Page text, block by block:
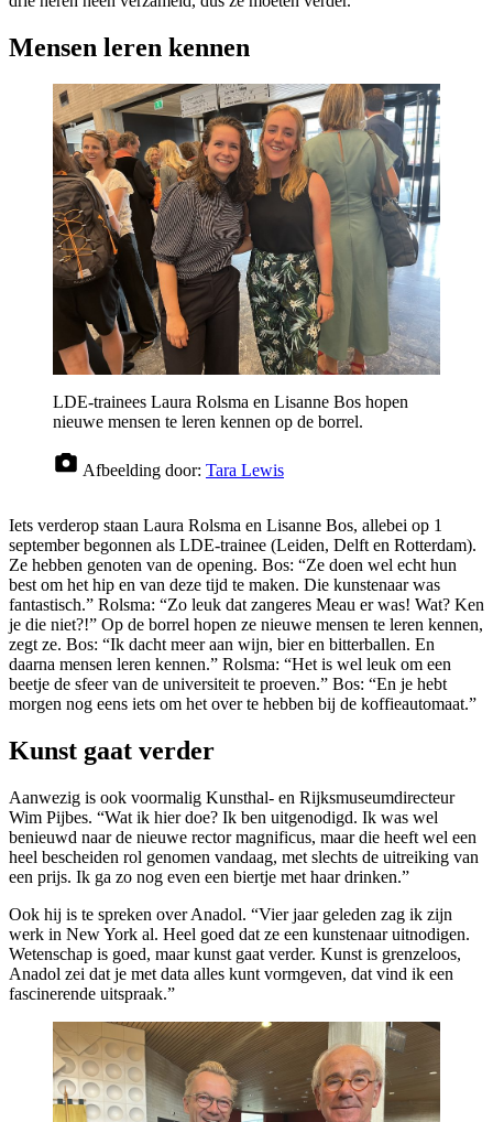
Mensen leren kennen
LDE-trainees Laura Rolsma en Lisanne Bos hopen
nieuwe mensen te leren kennen op de borrel.
Afbeelding door: Tara Lewis
Iets verderop staan Laura Rolsma en Lisanne Bos, allebei op 1
september begonnen als LDE-trainee (Leiden, Delft en Rotterdam).
Ze hebben genoten van de opening. Bos: “Ze doen wel echt hun
best om het hip en van deze tijd te maken. Die kunstenaar was
fantastisch.” Rolsma: “Zo leuk dat zangeres Meau er was! Wat? Ken
je die niet?!” Op de borrel hopen ze nieuwe mensen te leren kennen,
zegt ze. Bos: “Ik dacht meer aan wijn, bier en bitterballen. En
daarna mensen leren kennen.” Rolsma: “Het is wel leuk om een
beetje de sfeer van de universiteit te proeven.” Bos: “En je hebt
morgen nog eens iets om het over te hebben bij de koffieautomaat.”
Kunst gaat verder
Aanwezig is ook voormalig Kunsthal- en Rijksmuseumdirecteur
Wim Pijbes. “Wat ik hier doe? Ik ben uitgenodigd. Ik was wel
benieuwd naar de nieuwe rector magnificus, maar die heeft wel een
heel bescheiden rol genomen vandaag, met slechts de uitreiking van
een prijs. Ik ga zo nog even een biertje met haar drinken.”
Ook hij is te spreken over Anadol. “Vier jaar geleden zag ik zijn
werk in New York al. Heel goed dat ze een kunstenaar uitnodigen.
Wetenschap is goed, maar kunst gaat verder. Kunst is grenzeloos,
Anadol zei dat je met data alles kunt vormgeven, dat vind ik een
fascinerende uitspraak.”